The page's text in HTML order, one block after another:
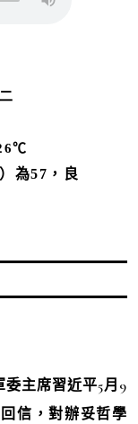
為57，良
主席習近平5月9
信，對辦妥哲學